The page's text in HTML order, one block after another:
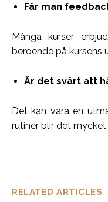
RELATED ARTICLES
Får man
Många kurser
beroende på kursens
Är det svårt att
Det kan vara en
rutiner blir det mycket